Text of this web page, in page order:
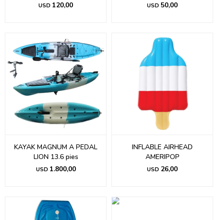
USD 120,00 USD 50,00
KAYAK MAGNUM A PEDAL
LION 13.6 pies
USD 1.800,00
INFLABLE AIRHEAD
AMERIPOP
USD 26,00